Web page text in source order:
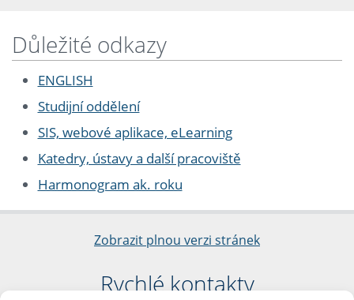
Důležité odkazy
ENGLISH
Studijní oddělení
SIS, webové aplikace, eLearning
Katedry, ústavy a další pracoviště
Harmonogram ak. roku
Zobrazit plnou verzi stránek
Rychlé kontakty